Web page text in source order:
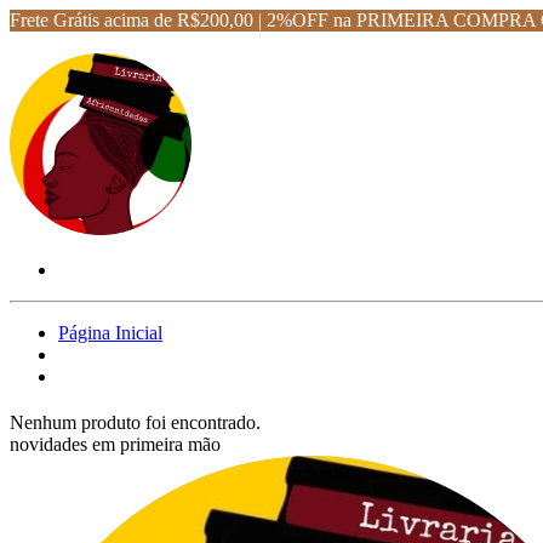
Frete Grátis acima de R$200,00 | 2%OFF na PRIMEIRA
Página Inicial
Nenhum produto foi encontrado.
novidades em primeira mão